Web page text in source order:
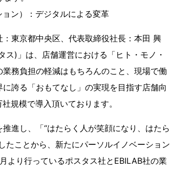
ン）：デジタルによる変革
東京都中央区、代表取締役社長：本田 興
)」は、店舗運営における「ヒト・モノ・
務負担の軽減はもちろんのこと、現場で働
誇る「おもてなし」の実現を目指す店舗向
規模で導入頂いております。
進し、「“はたらく人が笑顔になり、はたら
たことから、新たにパーソルイノベーション
より行っているポスタス社とEBILAB社の業